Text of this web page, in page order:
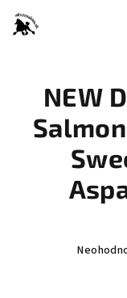
obsah
NEW